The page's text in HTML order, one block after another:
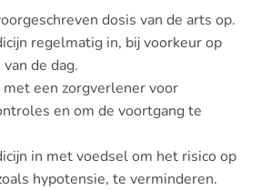
dosis van de arts op.
regelmatig in, bij voorkeur op
de dag.
een zorgverlener voor
en om de voortgang te
in met voedsel om het risico op
hypotensie, te verminderen.